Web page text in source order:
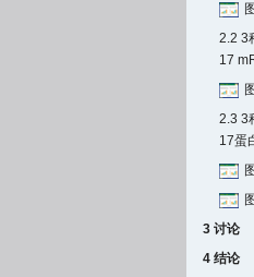
2.2 3
17
2.3 3
17蛋
3 讨论
4 结论